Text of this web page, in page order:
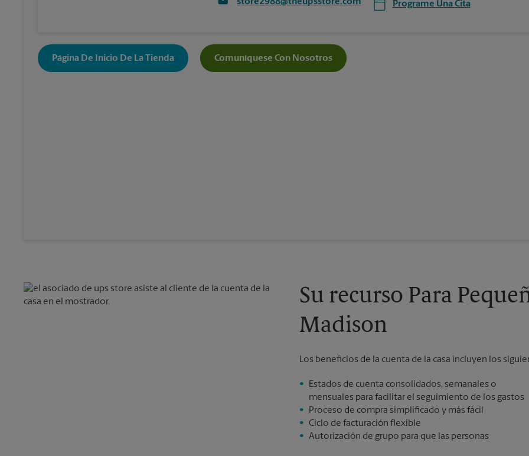
Programe Una Cita
Página De Inicio De La Tienda Comuníquese Con Nosotros
Su recurso Para
Madison
Los beneficios de la cuenta de la casa incluyen los
Estados de cuenta consolidados, semanales o
mensuales para facilitar el seguimiento de los gastos
Proceso de compra simplificado y más fácil
Ciclo de facturación flexible
Autorización de grupo para que las personas